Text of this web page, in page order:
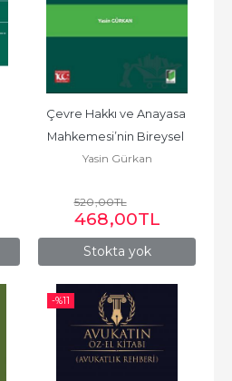
Stokta yok
Çevre Hakkı ve Anayasa
Mahkemesi’nin Bireysel
Başvuru Kararlarında Bu...
Yasin Gürkan
520,00TL
468,00TL
-%11